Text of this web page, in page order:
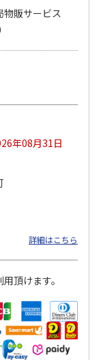
通切手・千鳥（1シ
11,000円
物販サービス
年08月31日
詳細はこちら
頂けます。